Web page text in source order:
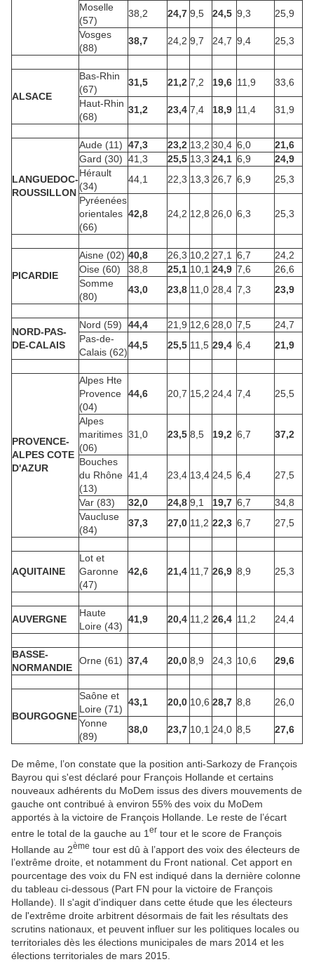
Moselle
(57)
38,2 24,7 9,5 24,5 9,3
25,9
Vosges
(88)
38,7 24,2 9,7 24,7 9,4 25,3
ALSACE
Bas-Rhin
(67)
31,5 21,2 7,2 19,6 11,9
33,6
Haut-Rhin
(68)
31,2 23,4 7,4 18,9 11,4 31,9
LANGUEDOC-
ROUSSILLON
Aude (11) 47,3 23,2 13,2 30,4 6,0
21,6
Gard (30) 41,3 25,5 13,3 24,1 6,9
24,9
Hérault
(34)
44,1 22,3 13,3 26,7 6,9
25,3
Pyréenées
orientales
(66)
42,8 24,2 12,8 26,0 6,3 25,3
PICARDIE
Aisne (02) 40,8 26,3 10,2 27,1 6,7
24,2
Oise (60)
38,8 25,1 10,1 24,9 7,6
26,6
Somme
(80)
43,0 23,8 11,0 28,4 7,3 23,9
NORD-PAS-
DE-CALAIS
Nord (59) 44,4 21,9 12,6 28,0 7,5
24,7
Pas-de-
Calais (62)
44,5 25,5 11,5 29,4 6,4 21,9
PROVENCE-
ALPES COTE
D'AZUR
Alpes Hte
Provence
(04)
44,6 20,7 15,2 24,4 7,4 25,5
Alpes
maritimes
(06)
31,0 23,5 8,5 19,2 6,7 37,2
Bouches
du Rhône
(13)
41,4 23,4 13,4 24,5 6,4 27,5
Var (83) 32,0 24,8 9,1 19,7 6,7
34,8
Vaucluse
(84)
37,3 27,0 11,2 22,3 6,7 27,5
AQUITAINE
Lot et
Garonne
(47)
42,6 21,4 11,7 26,9 8,9 25,3
AUVERGNE
Haute
Loire (43)
41,9 20,4 11,2 26,4 11,2 24,4
BASSE-
NORMANDIE
Orne (61) 37,4 20,0 8,9 24,3 10,6 29,6
BOURGOGNE
Saône et
Loire (71)
43,1 20,0 10,6 28,7 8,8
26,0
Yonne
(89)
38,0 23,7 10,1 24,0 8,5 27,6
De même, l’on constate que la position anti-Sarkozy de François
Bayrou qui s'est déclaré pour François Hollande et certains
nouveaux adhérents du MoDem issus des divers mouvements de
gauche ont contribué à environ 55% des voix du MoDem
apportés à la victoire de François Hollande. Le reste de l’écart
entre le total de la gauche au 1 er tour et le score de François
Hollande au 2ème tour est dû à l’apport des voix des électeurs de
l’extrême droite, et notamment du Front national. Cet apport en
pourcentage des voix du FN est indiqué dans la dernière colonne
du tableau ci-dessous (Part FN pour la victoire de François
Hollande). Il s'agit d'indiquer dans cette étude que les électeurs
de l'extrême droite arbitrent désormais de fait les résultats des
scrutins nationaux, et peuvent influer sur les politiques locales ou
territoriales dès les élections municipales de mars 2014 et les
élections territoriales de mars 2015.